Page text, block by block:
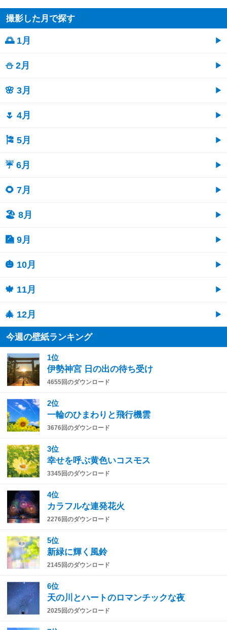
撮影した月で探す
🌅 1月
⛄ 2月
🌸 3月
🌷 4月
🎏 5月
☔ 6月
🌻 7月
🏖 8月
🎑 9月
🎃 10月
🍁 11月
🎄 12月
今週の壁紙ランキング
1位
伊勢神宮 日の出の待ち受け
4655回のダウンロード
2位
一輪のひまわりと飛行機雲
3676回のダウンロード
3位
幸せを呼ぶ黄色いコスモス
3345回のダウンロード
4位
カラフルな連発花火
2276回のダウンロード
5位
新緑に輝く風鈴
2145回のダウンロード
6位
天の川とハートのロマンチックな夜
2025回のダウンロード